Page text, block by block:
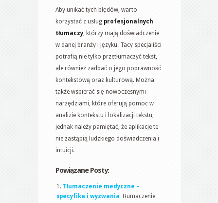
Aby unikać tych błędów, warto
korzystać z usług profesjonalnych
tłumaczy , którzy mają doświadczenie
w danej branży i języku. Tacy specjaliści
potrafią nie tylko przetłumaczyć tekst,
ale również zadbać o jego poprawność
kontekstową oraz kulturową. Można
także wspierać się nowoczesnymi
narzędziami, które oferują pomoc w
analizie kontekstu i lokalizacji tekstu,
jednak należy pamiętać, że aplikacje te
nie zastąpią ludzkiego doświadczenia i
intuicji.
Powiązane Posty:
Tłumaczenie medyczne –
specyfika i wyzwania Tłumaczenie